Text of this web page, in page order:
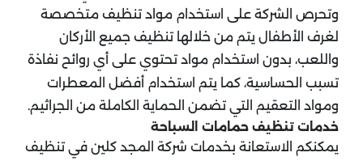
وتحرص الشركة على استخدام مواد تنظيف متخصصة
لغرف الأطفال يتم من خلالها تنظيف جميع الأركان
واللعب، بدون استخدام مواد تحتوي على أي روائح نفاذة
تسبب الحساسية، كما يتم استخدام أفضل المعطرات
ومواد التعقيم التي تضمن الحماية الكاملة من الجراثيم.
خدمات تنظيف حمامات السباحة
يمكنكم الاستعانة بخدمات شركة المجد كلين في تنظيف